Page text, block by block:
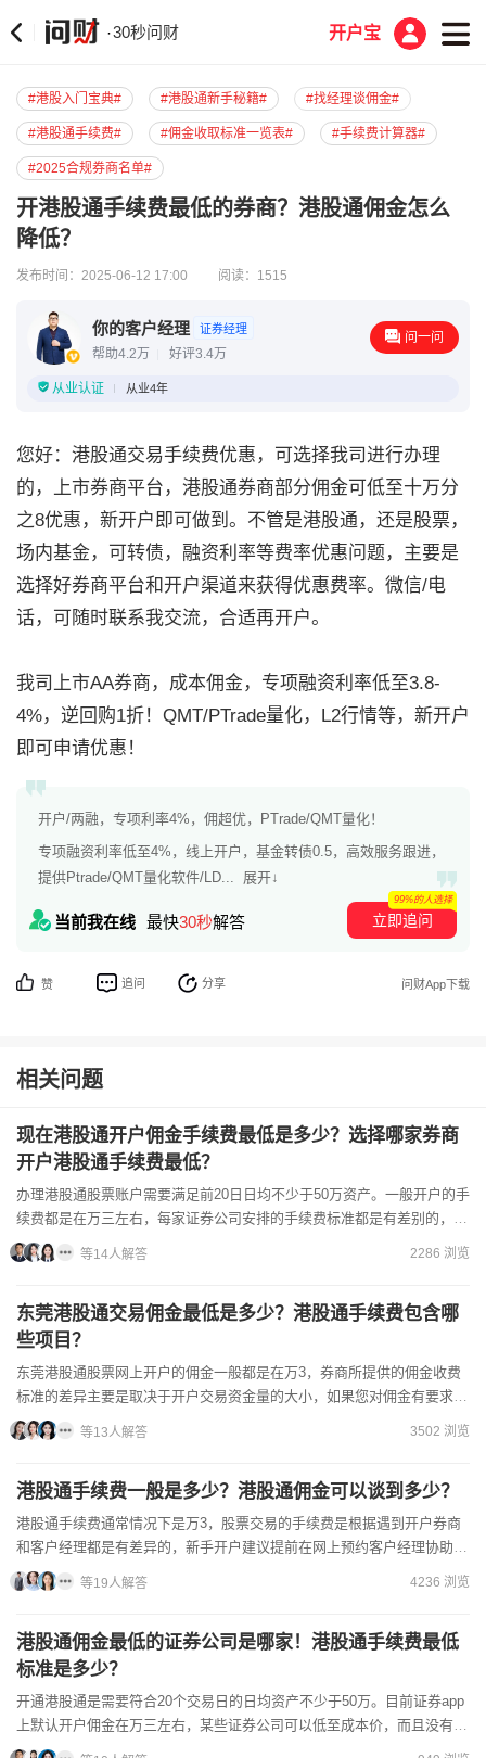
·30秒问财 开户宝
#港股入门宝典# #港股通新手秘籍# #找经理谈佣金#
#港股通手续费# #佣金收取标准一览表# #手续费计算器#
#2025合规券商名单#
开港股通手续费最低的券商？港股通佣金怎么
降低？
发布时间：2025-06-12 17:00 阅读：1515
你的客户经理 证券经理
帮助4.2万 好评3.4万
问一问
从业认证 从业4年
您好：港股通交易手续费优惠，可选择我司进行办理
的，上市券商平台，港股通券商部分佣金可低至十万分
之8优惠，新开户即可做到。不管是港股通，还是股票，
场内基金，可转债，融资利率等费率优惠问题，主要是
选择好券商平台和开户渠道来获得优惠费率。微信/电
话，可随时联系我交流，合适再开户。
我司上市AA券商，成本佣金，专项融资利率低至3.8-
4%，逆回购1折！QMT/PTrade量化，L2行情等，新开户
即可申请优惠！
开户/两融，专项利率4%，佣超优，PTrade/QMT量化！
专项融资利率低至4%，线上开户，基金转债0.5，高效服务跟进，
提供Ptrade/QMT量化软件/LD... 展开↓
当前我在线 最快30秒解答 立即追问
99%的人选择
赞 追问 分享 问财App下载
相关问题
现在港股通开户佣金手续费最低是多少？选择哪家券商
开户港股通手续费最低？
办理港股通股票账户需要满足前20日日均不少于50万资产。一般开户的手
续费都是在万三左右，每家证券公司安排的手续费标准都是有差别的，想
要低佣金建议您在线联系客户经理，在您开户之前协商好佣...
等14人解答 2286 浏览
东莞港股通交易佣金最低是多少？港股通手续费包含哪
些项目？
东莞港股通股票网上开户的佣金一般都是在万3，券商所提供的佣金收费
标准的差异主要是取决于开户交易资金量的大小，如果您对佣金有要求，
可以和线上客户经理协商。现在可以直接在手机上申请开户的，...
等13人解答 3502 浏览
港股通手续费一般是多少？港股通佣金可以谈到多少？
港股通手续费通常情况下是万3，股票交易的手续费是根据遇到开户券商
和客户经理都是有差异的，新手开户建议提前在网上预约客户经理协助开
户，这样开出来的佣金才有协商的余地，最后此案开出您满意的...
等19人解答 4236 浏览
港股通佣金最低的证券公司是哪家！港股通手续费最低
标准是多少？
开通港股通是需要符合20个交易日的日均资产不少于50万。目前证券app
上默认开户佣金在万三左右，某些证券公司可以低至成本价，而且没有资
金量要求，建议联系客户经理协商降低交易佣金费用，通...